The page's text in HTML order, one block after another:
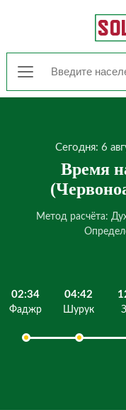
Сегодня: 6
Время
Метод расчёта:
02:34
Фаджр
04:42
Шурук